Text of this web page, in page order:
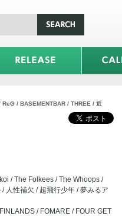
/ BASEMENTBAR / THREE / 近
/ The Folkees / The Whoops /
人性補欠 / 超飛行少年 / 夢みるア
/ FOMARE / FOUR GET